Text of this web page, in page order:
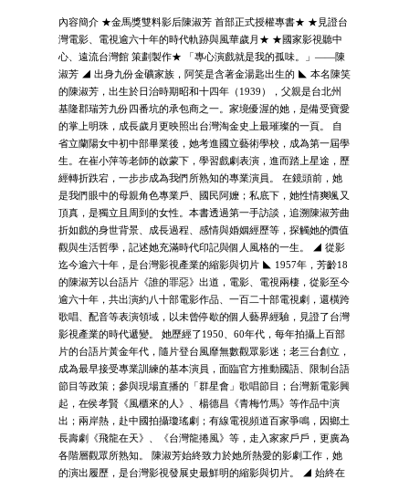
內容簡介 ★金馬獎雙料影后陳淑芳 首部正式授權專書★ ★見證台
灣電影、電視逾六十年的時代軌跡與風華歲月★ ★國家影視聽中
心、遠流台灣館 策劃製作★ 「專心演戲就是我的孤味。」——陳
淑芳 ◢ 出身九份金礦家族，阿笑是含著金湯匙出生的 ◣ 本名陳笑
的陳淑芳，出生於日治時期昭和十四年（1939），父親是台北州
基隆郡瑞芳九份四番坑的承包商之一。家境優渥的她，是備受寶愛
的掌上明珠，成長歲月更映照出台灣淘金史上最璀璨的一頁。 自
省立蘭陽女中初中部畢業後，她考進國立藝術學校，成為第一屆學
生。在崔小萍等老師的啟蒙下，學習戲劇表演，進而踏上星途，歷
經轉折跌宕，一步步成為我們所熟知的專業演員。 在鏡頭前，她
是我們眼中的母親角色專業戶、國民阿嬤；私底下，她性情爽颯又
頂真，是獨立且周到的女性。本書透過第一手訪談，追溯陳淑芳曲
折如戲的身世背景、成長過程、感情與婚姻經歷等，探觸她的價值
觀與生活哲學，記述她充滿時代印記與個人風格的一生。 ◢ 從影
迄今逾六十年，是台灣影視產業的縮影與切片 ◣ 1957年，芳齡18
的陳淑芳以台語片《誰的罪惡》出道，電影、電視兩棲，從影至今
逾六十年，共出演約八十部電影作品、一百二十部電視劇，還橫跨
歌唱、配音等表演領域，以未曾停歇的個人藝界經驗，見證了台灣
影視產業的時代遞變。 她歷經了1950、60年代，每年拍攝上百部
片的台語片黃金年代，隨片登台風靡無數觀眾影迷；老三台創立，
成為最早接受專業訓練的基本演員，面臨官方推動國語、限制台語
節目等政策；參與現場直播的「群星會」歌唱節目；台灣新電影興
起，在侯孝賢《風櫃來的人》、楊德昌《青梅竹馬》等作品中演
出；兩岸熱，赴中國拍攝瓊瑤劇；有線電視頻道百家爭鳴，因鄉土
長壽劇《飛龍在天》、《台灣龍捲風》等，走入家家戶戶，更廣為
各階層觀眾所熟知。 陳淑芳始終致力於她所熱愛的影劇工作，她
的演出履歷，是台灣影視發展史最鮮明的縮影與切片。 ◢ 始終在